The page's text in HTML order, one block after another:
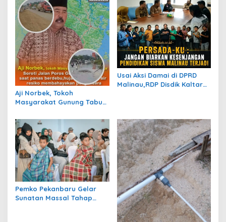
Aji Norbek, Tokoh
Masyarakat Gunung Tabur,
Genangan Air dan Lumpur
Dikeluhkan Warga
Usai Aksi Damai di DPRD
Malinau,RDP Disdik Kaltara
Pemko Pekanbaru Gelar
Sunatan Massal Tahap